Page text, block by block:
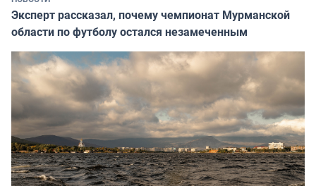
Эксперт рассказал, почему чемпионат Мурманской
области по футболу остался незамеченным